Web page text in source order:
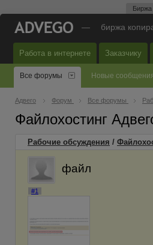
Биржа
— биржа
Работа в интернете Заказчику
Все форумы Новые
Адвего Форум Все форумы
Файлохостинг
Рабочие обсуждения /
файл
#1